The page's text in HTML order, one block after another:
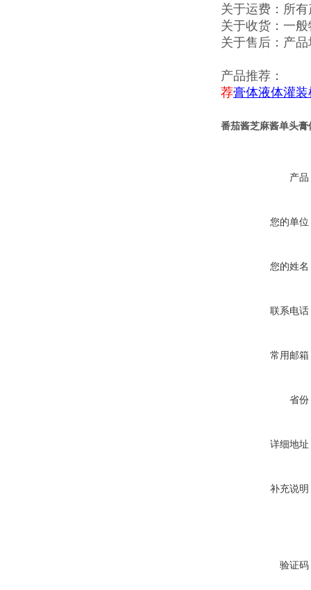
关于运费：所
关于收货：一
关于售后：产
产品推荐：
荐膏体液体灌装
番茄酱芝麻酱单头膏
产品
您的单位
您的姓名
联系电话
常用邮箱
省份
详细地址
补充说明
验证码